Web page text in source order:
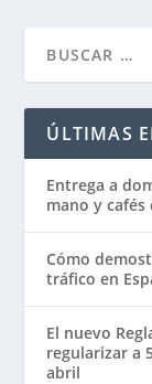
ÚLTIMAS
Entrega a
mano y cafés
Cómo
tráfico en
El nuevo
regularizar a
abril